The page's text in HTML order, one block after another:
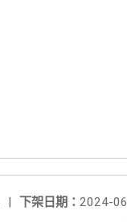
下架日期： 2024-
|